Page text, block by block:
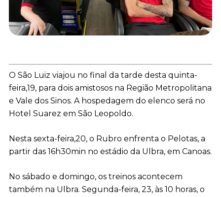
O São Luiz viajou no final da tarde desta quinta-
feira,19, para dois amistosos na Região Metropolitana
e Vale dos Sinos. A hospedagem do elenco será no
Hotel Suarez em São Leopoldo.
Nesta sexta-feira,20, o Rubro enfrenta o Pelotas, a
partir das 16h30min no estádio da Ulbra, em Canoas.
No sábado e domingo, os treinos acontecem
também na Ulbra. Segunda-feira, 23, às 10 horas, o